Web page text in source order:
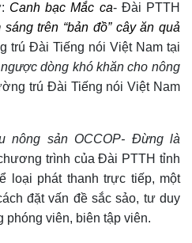
Canh bạc Mắc ca- Đài PTTH
trên “bản đồ” cây ăn quả
trú Đài Tiếng nói Việt Nam tại
dòng khó khăn cho nông
trú Đài Tiếng nói Việt Nam
nông sản OCCOP- Đừng là
hương trình của Đài PTTH tỉnh
loại phát thanh trực tiếp, một
đặt vấn đề sắc sảo, tư duy
phóng viên, biên tập viên.